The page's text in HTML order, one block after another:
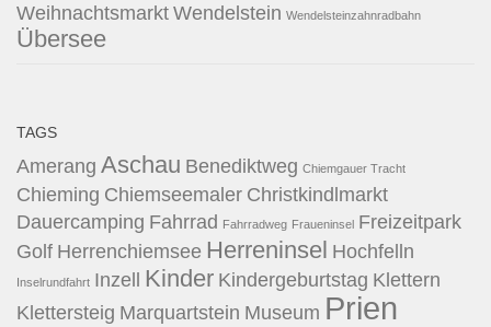
Weihnachtsmarkt Wendelstein Wendelsteinzahnradbahn
Übersee
TAGS
Amerang Aschau Benediktweg Chiemgauer Tracht
Chieming Chiemseemaler Christkindlmarkt
Dauercamping Fahrrad Fahrradweg Fraueninsel Freizeitpark
Golf Herrenchiemsee Herreninsel Hochfelln
Inselrundfahrt Inzell Kinder Kindergeburtstag Klettern
Klettersteig Marquartstein Museum Prien